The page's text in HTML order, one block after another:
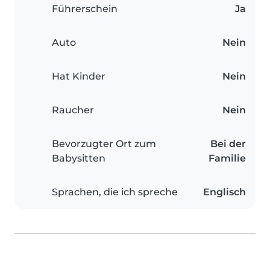
Führerschein Ja
Auto Nein
Hat Kinder Nein
Raucher Nein
Bevorzugter Ort zum
Babysitten
Bei der
Familie
Sprachen, die ich spreche Englisch